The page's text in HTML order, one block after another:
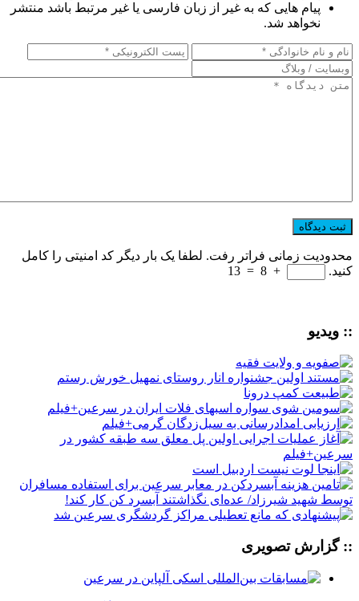
پیام هایی که به غیر از زبان فارسی یا غیر مرتبط باشد منتشر
نخواهد شد.
محدودیت زمانی فراتر رفت. لطفا یک بار دیگر کد امنیتی را کامل
کنید.
+
8
=
13
:: ویدیو
:: گزارش تصویری